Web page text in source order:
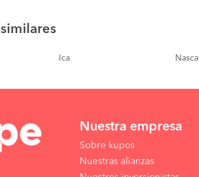
similares
Ica Nasca
Nuestra empresa
Sobre kupos
Nuestras alianzas